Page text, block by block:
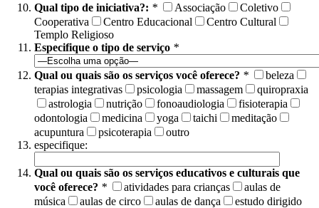
Qual tipo de iniciativa?: * Associação
Coletivo
Cooperativa
Centro Educacional
Centro Cultural
Templo Religioso
Especifique o tipo de serviço *
Qual ou quais são os serviços você oferece? *
beleza
terapias integrativas
psicologia massagem
quiropraxia
astrologia
nutrição fonoaudiologia
fisioterapia
odontologia
medicina yoga taichi
meditação
acupuntura
psicoterapia
outro
especifique:
Qual ou quais são os serviços educativos e culturais que
você oferece? * atividades para crianças
aulas de
música
aulas de circo aulas de dança
estudo dirigido